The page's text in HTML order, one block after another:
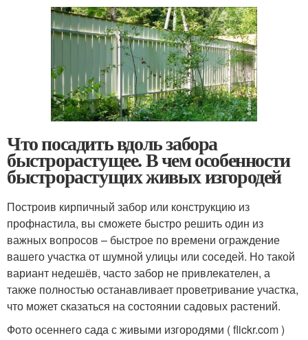
Что посадить вдоль забора
быстрорастущее. В чем особенности
быстрорастущих живых изгородей
Построив кирпичный забор или конструкцию из
профнастила, вы сможете быстро решить один из
важных вопросов – быстрое по времени ограждение
вашего участка от шумной улицы или соседей. Но такой
вариант недешёв, часто забор не привлекателен, а
также полностью останавливает проветривание участка,
что может сказаться на состоянии садовых растений.
Фото осеннего сада с живыми изгородями ( flickr.com )